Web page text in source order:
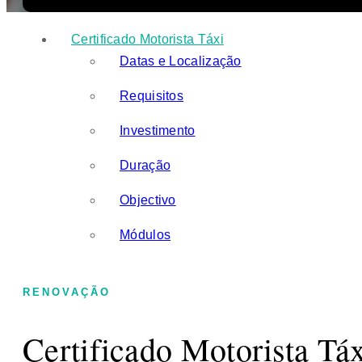
Certificado Motorista Táxi
Datas e Localização
Requisitos
Investimento
Duração
Objectivo
Módulos
RENOVAÇÃO
Certificado Motorista